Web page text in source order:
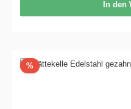
In den
%Rabatt